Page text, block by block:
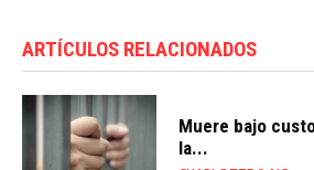
ARTÍCULOS RELACIONADOS
Muere bajo
la...